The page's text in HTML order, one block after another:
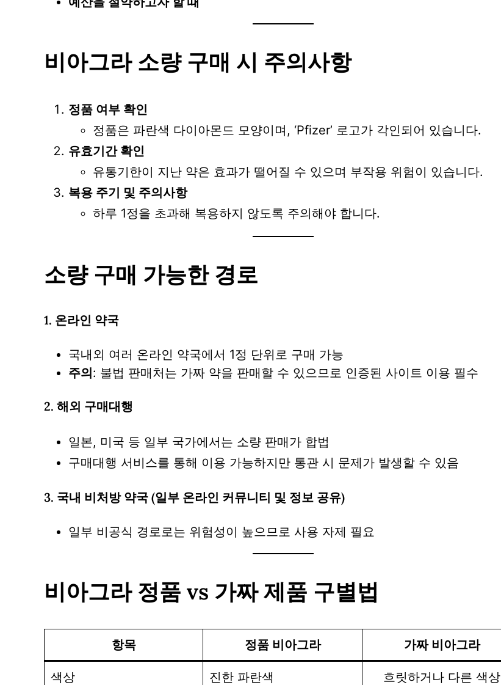
비아그라 소량 구매 시 주의사항
정품 여부 확인
정품은 파란색 다이아몬드 모양이며, ‘Pfizer’ 로고가 각인되어 있습니다.
유효기간 확인
유통기한이 지난 약은 효과가 떨어질 수 있으며 부작용 위험이 있습니다.
복용 주기 및 주의사항
하루 1정을 초과해 복용하지 않도록 주의해야 합니다.
소량 구매 가능한 경로
1. 온라인 약국
국내외 여러 온라인 약국에서 1정 단위로 구매 가능
주의: 불법 판매처는 가짜 약을 판매할 수 있으므로 인증된 사이트 이용 필수
2. 해외 구매대행
일본, 미국 등 일부 국가에서는 소량 판매가 합법
구매대행 서비스를 통해 이용 가능하지만 통관 시 문제가 발생할 수 있음
3. 국내 비처방 약국 (일부 온라인 커뮤니티 및 정보 공유)
일부 비공식 경로로는 위험성이 높으므로 사용 자제 필요
비아그라 정품 vs 가짜 제품 구별법
항목 정품 비아그라 가짜 비아그라
색상 진한 파란색 흐릿하거나 다른 색상